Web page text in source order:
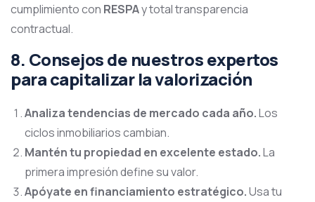
cumplimiento con RESPAy total transparencia
contractual.
8. Consejos de nuestros expertos
para capitalizar la valorización
Analiza tendencias de mercado cada año.Los
ciclos inmobiliarios cambian.
Mantén tu propiedad en excelente estado.La
primera impresión define su valor.
Apóyate en financiamiento estratégico.Usa tu